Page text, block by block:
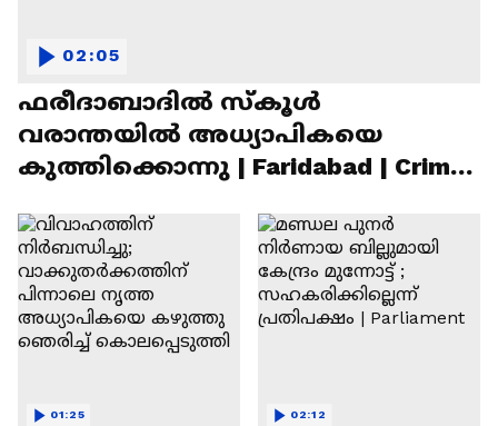
ഫരീദാബാദില്‍ സ്‌കൂള്‍
വരാന്തയില്‍ അധ്യാപികയെ
കുത്തിക്കൊന്നു | Faridabad | Crime
02:05
01:25 02:12